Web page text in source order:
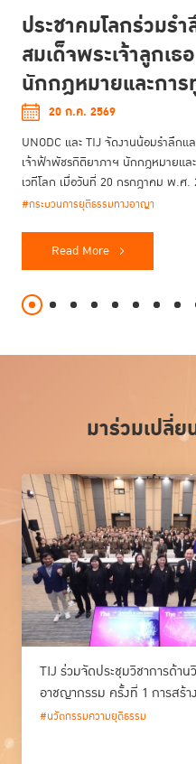
Read More
ประชาคมโลกร่วม
สมเด็จพระเจ้าลูกเ
นักกฎหมายและกา
20 ก.ค. 2569
UNODC และ TIJ จัดงานน้อมรำลึกแ
เจ้าฟ้าพัชรกิติยาภาฯ นักกฎหมายแล
เวทีโลก เมื่อวันที่ 20 กรกฎาคม พ.ศ.
#กระบวนการยุติธรรมทางอาญา
มาร่วมเปลี่ย
TIJ ร่วมจัดประชุมวิชาการด้าน
อาชญากรรม ครั้งที่ 1 การสร้า
ด้านวิทยาการอาชญากรรม แล
#นวัตกรรมความยุติธรรม